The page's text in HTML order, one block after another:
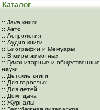
Каталог
:: Java книги
:: Авто
:: Астрология
:: Аудио книги
:: Биографии и Мемуары
:: В мире животных
:: Гуманитарные и общественные
науки
:: Детские книги
:: Для взрослых
:: Для детей
:: Дом, дача
:: Журналы